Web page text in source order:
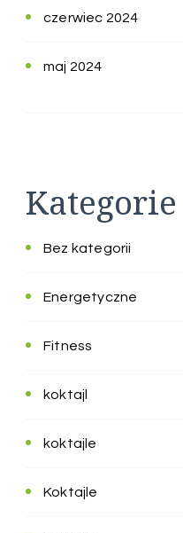
czerwiec 2024
maj 2024
Kategorie
Bez kategorii
Energetyczne
Fitness
koktajl
koktajle
Koktajle